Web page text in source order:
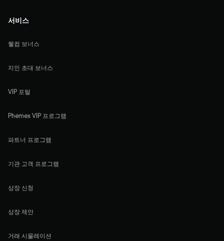
서비스
웰컴 보너스
지인 초대 보너스
VIP 포털
Phemex VIP 프로그램
파트너 프로그램
기관 고객 프로그램
상장 신청
상장 제안
거래 시물레이션